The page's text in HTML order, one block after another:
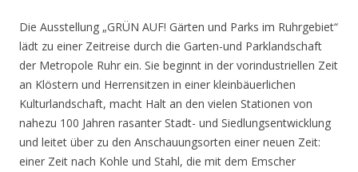
Die Ausstellung „GRÜN AUF! Gärten und Parks im Ruhrgebiet“
lädt zu einer Zeitreise durch die Garten-und Parklandschaft
der Metropole Ruhr ein. Sie beginnt in der vorindustriellen Zeit
an Klöstern und Herrensitzen in einer kleinbäuerlichen
Kulturlandschaft, macht Halt an den vielen Stationen von
nahezu 100 Jahren rasanter Stadt- und Siedlungsentwicklung
und leitet über zu den Anschauungsorten einer neuen Zeit:
einer Zeit nach Kohle und Stahl, die mit dem Emscher